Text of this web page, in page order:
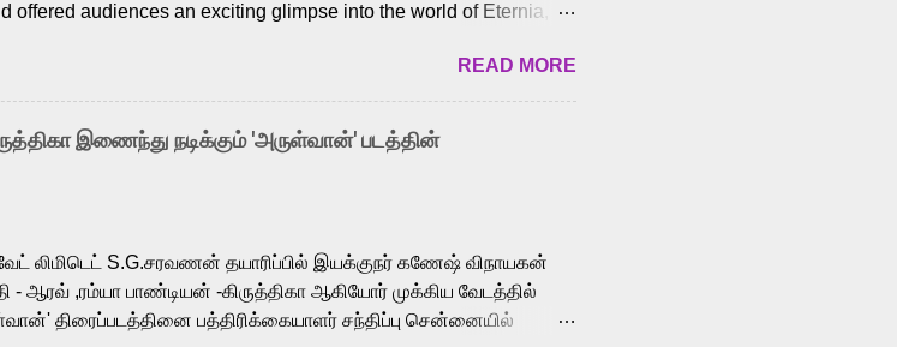
offered audiences an exciting glimpse into the world of Eternia,
film’s powerful Tamil voice cast led by celebrated playback
to the iconic superhero He-Man. Known for memorable songs
“Oru Maalai” from Ghajini, and “Mun Andhi” from 7 Aum Arivu,
voice and strong command over multiple languages, making him
Adithya Menon, known for portraying memorable
READ MORE
இணைந்து நடிக்கும் 'அருள்வான்' படத்தின்
லிமிடெட் S.G.சரவணன் தயாரிப்பில் இயக்குநர் கணேஷ் விநாயகன்
- ஆரவ் ,ரம்யா பாண்டியன் -கிருத்திகா ஆகியோர் முக்கிய வேடத்தில்
திரைப்படத்தினை பத்திரிக்கையாளர் சந்திப்பு சென்னையில்